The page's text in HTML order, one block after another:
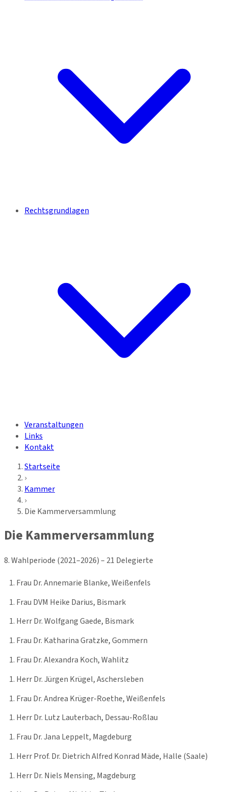
Rechtsgrundlagen
Veranstaltungen
Links
Kontakt
Startseite
›
Kammer
›
Die Kammerversammlung
Die Kammerversammlung
8. Wahlperiode (2021–2026) – 21 Delegierte
Frau Dr. Annemarie Blanke, Weißenfels
Frau DVM Heike Darius, Bismark
Herr Dr. Wolfgang Gaede, Bismark
Frau Dr. Katharina Gratzke, Gommern
Frau Dr. Alexandra Koch, Wahlitz
Herr Dr. Jürgen Krügel, Aschersleben
Frau Dr. Andrea Krüger-Roethe, Weißenfels
Herr Dr. Lutz Lauterbach, Dessau-Roßlau
Frau Dr. Jana Leppelt, Magdeburg
Herr Prof. Dr. Dietrich Alfred Konrad Mäde, Halle (Saale)
Herr Dr. Niels Mensing, Magdeburg